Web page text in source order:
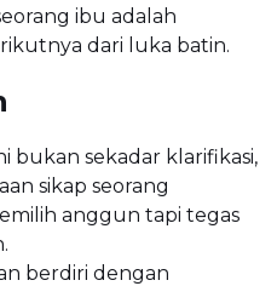
ibu adalah
dari luka batin.
bukan sekadar klarifikasi,
sikap seorang
anggun tapi tegas
berdiri dengan